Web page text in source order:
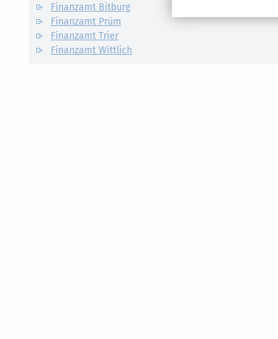
Finanzamt Bitburg
Finanzamt Prüm
Finanzamt Trier
Finanzamt Wittlich